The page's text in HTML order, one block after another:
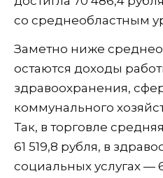
со среднеобластным
Заметно ниже
остаются доходы
здравоохранения,
коммунального
Так, в торговле
61 519,8 рубля, в
социальных услугах —